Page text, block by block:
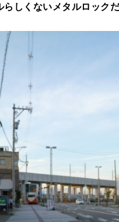
しくないメタルロック